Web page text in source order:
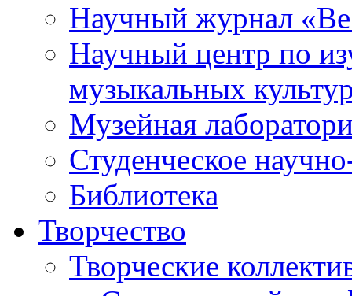
Научный журнал
Научный центр по
музыкальных
Музейная
Студенческое
Библиотека
Творчество
Творческие